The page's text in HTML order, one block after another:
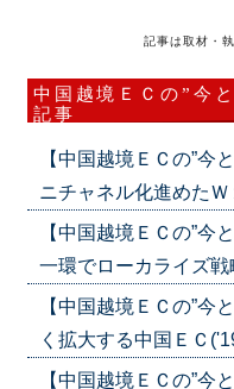
記事は取材・
中国越境ＥＣの”今
記事
【中国越境ＥＣの”
ニチャネル化進めた
【中国越境ＥＣの”
一環でローカライズ
【中国越境ＥＣの”
く拡大する中国ＥＣ
【中国越境ＥＣの”今